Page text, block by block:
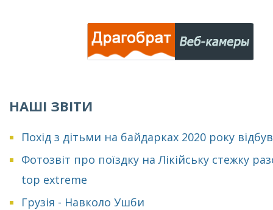
НАШІ ЗВІТИ
Похід з дітьми на байдарках 2020 року
Фотозвіт про поїздку на Лікійську стежку
top extreme
Грузія - Навколо Ушби